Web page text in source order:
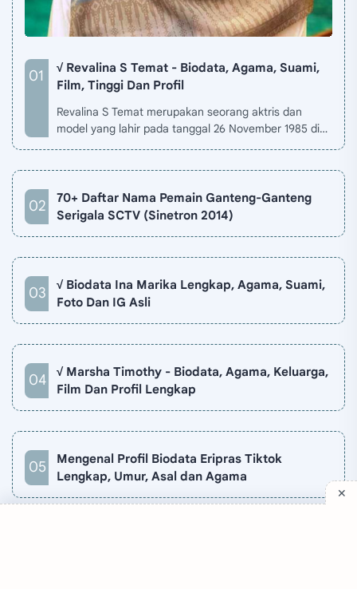
√ Revalina S Temat - Biodata, Agama, Suami,
Film, Tinggi Dan Profil
Revalina S Temat merupakan seorang aktris dan
model yang lahir pada tanggal 26 November 1985 di
70+ Daftar Nama Pemain Ganteng-Ganteng
Serigala SCTV (Sinetron 2014)
√ Biodata Ina Marika Lengkap, Agama, Suami,
Foto Dan IG Asli
√ Marsha Timothy - Biodata, Agama, Keluarga,
Film Dan Profil Lengkap
Mengenal Profil Biodata Eripras Tiktok
Lengkap, Umur, Asal dan Agama